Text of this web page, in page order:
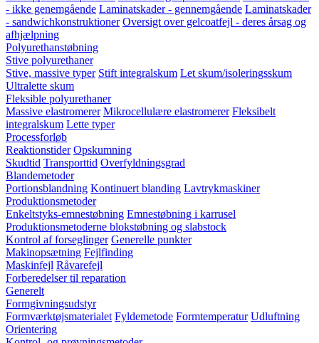
- ikke genemgående Laminatskader - gennemgående Laminatskader
- sandwichkonstruktioner Oversigt over gelcoatfejl - deres årsag og
afhjælpning
Polyurethanstøbning
Stive polyurethaner
Stive, massive typer Stift integralskum Let skum/isoleringsskum
Ultralette skum
Fleksible polyurethaner
Massive elastromerer Mikrocellulære elastromerer Fleksibelt
integralskum Lette typer
Processforløb
Reaktionstider Opskumning
Skudtid Transporttid Overfyldningsgrad
Blandemetoder
Portionsblandning Kontinuert blanding Lavtrykmaskiner
Produktionsmetoder
Enkeltstyks-emnestøbning Emnestøbning i karrusel
Produktionsmetoderne blokstøbning og slabstock
Kontrol af forseglinger Generelle punkter
Makinopsætning Fejlfinding
Maskinfejl Råvarefejl
Forberedelser til reparation
Generelt
Formgivningsudstyr
Formværktøjsmaterialet Fyldemetode Formtemperatur Udluftning
Orientering